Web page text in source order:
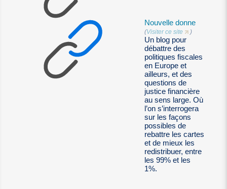
Nouvelle donne
(Visiter ce site )
Un blog pour
débattre des
politiques fiscales
en Europe et
ailleurs, et des
questions de
justice financière
au sens large. Où
l’on s’interrogera
sur les façons
possibles de
rebattre les cartes
et de mieux les
redistribuer, entre
les 99% et les
1%.